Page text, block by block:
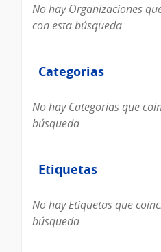
No hay Organizaciones
con esta búsqueda
Categorias
Categorias
No hay Categorias que
búsqueda
Etiquetas
Etiquetas
No hay Etiquetas que
búsqueda